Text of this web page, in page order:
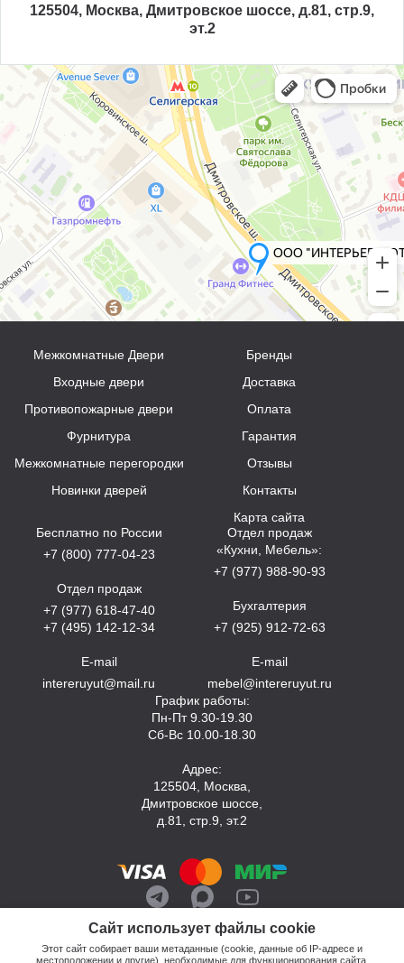
125504, Москва, Дмитровское шоссе, д.81, стр.9,
эт.2
Сайт использует файлы cookie
Этот сайт собирает ваши метаданные (cookie, данные об IP-адресе и
местоположении и другие), необходимые для функционирования сайта.
Межкомнатные Двери
Входные двери
Противопожарные двери
Фурнитура
Межкомнатные перегородки
Новинки дверей
Бренды
Доставка
Оплата
Гарантия
Отзывы
Контакты
Карта сайта
Бесплатно по России
+7 (800) 777-04-23
Отдел продаж
+7 (977) 618-47-40
+7 (495) 142-12-34
E-mail
intereruyut@mail.ru
Отдел продаж
«Кухни, Мебель»:
+7 (977) 988-90-93
Бухгалтерия
+7 (925) 912-72-63
E-mail
mebel@intereruyut.ru
График работы:
Пн-Пт 9.30-19.30
Сб-Вс 10.00-18.30
Адрес:
125504, Москва,
Дмитровское шоссе,
д.81, стр.9, эт.2